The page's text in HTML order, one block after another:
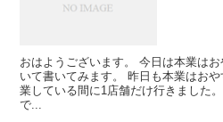
おはようございます。 今日は本業は
いて書いてみます。 昨日も本業はお
業している間に1店舗だけ行きました
で...